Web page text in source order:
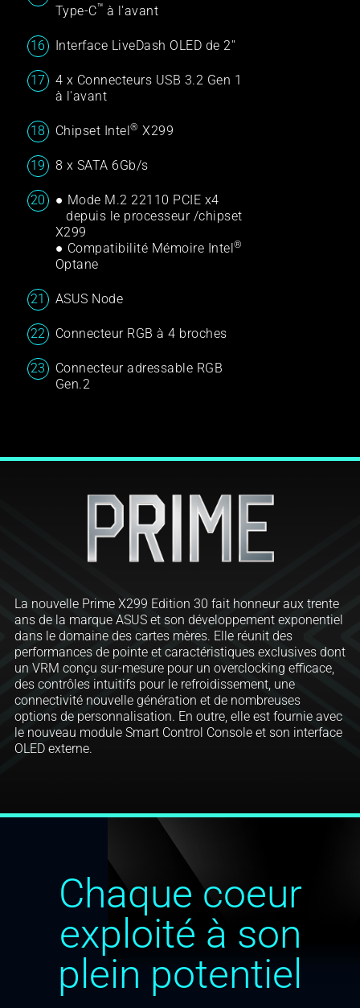
Type-C™ à l'avant
Interface LiveDash OLED de 2''
4 x Connecteurs USB 3.2 Gen 1
à l'avant
Chipset Intel® X299
8 x SATA 6Gb/s
● Mode M.2 22110 PCIE x4
depuis le processeur /chipset
X299
● Compatibilité Mémoire Intel®
Optane
ASUS Node
Connecteur RGB à 4 broches
Connecteur adressable RGB
Gen.2
La nouvelle Prime X299 Edition 30 fait honneur aux trente
ans de la marque ASUS et son développement exponentiel
dans le domaine des cartes mères. Elle réunit des
performances de pointe et caractéristiques exclusives dont
un VRM conçu sur-mesure pour un overclocking efficace,
des contrôles intuitifs pour le refroidissement, une
connectivité nouvelle génération et de nombreuses
options de personnalisation. En outre, elle est fournie avec
le nouveau module Smart Control Console et son interface
OLED externe.
Chaque coeur
exploité à son
plein potentiel